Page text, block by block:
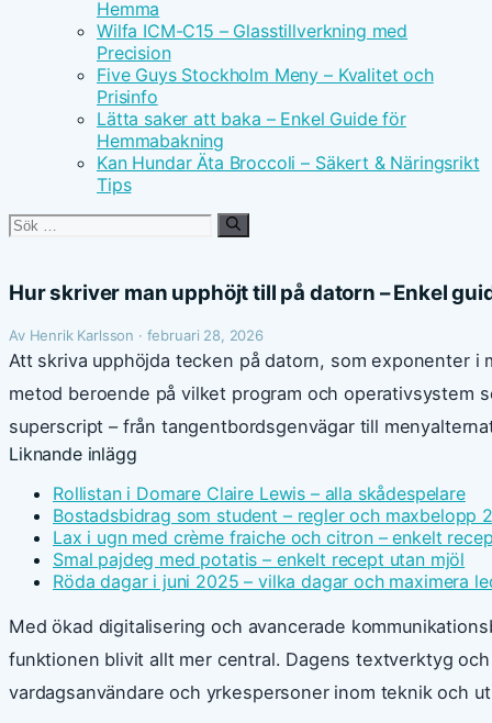
Hemma
Wilfa ICM-C15 – Glasstillverkning med
Precision
Five Guys Stockholm Meny – Kvalitet och
Prisinfo
Lätta saker att baka – Enkel Guide för
Hemmabakning
Kan Hundar Äta Broccoli – Säkert & Näringsrikt
Tips
Sök
Hur skriver man upphöjt till på datorn – Enkel
Av Henrik Karlsson · februari 28, 2026
Att skriva upphöjda tecken på datorn, som exponenter i
metod beroende på vilket program och operativsystem
superscript – från tangentbordsgenvägar till
Liknande inlägg
Rollistan i Domare Claire Lewis – alla skådespelare
Bostadsbidrag som student – regler och maxbelopp
Lax i ugn med crème fraiche och citron – enkelt
Smal pajdeg med potatis – enkelt recept utan mjöl
Röda dagar i juni 2025 – vilka dagar och maximera
Med ökad digitalisering och avancerade
funktionen blivit allt mer central. Dagens textverktyg
vardagsanvändare och yrkespersoner inom teknik och